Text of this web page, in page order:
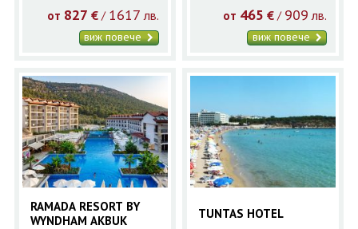
от 827 €/ 1617 лв.
виж повече
от 465 € / 909 лв.
виж повече
RAMADA RESORT BY
WYNDHAM AKBUK
TUNTAS HOTEL